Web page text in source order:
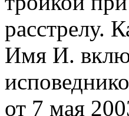
расстрелу.
Имя И.
от 7 мая